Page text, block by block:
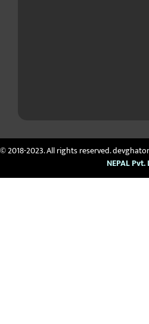
© 2018-2023. All rights reserved.
NEPAL Pvt.